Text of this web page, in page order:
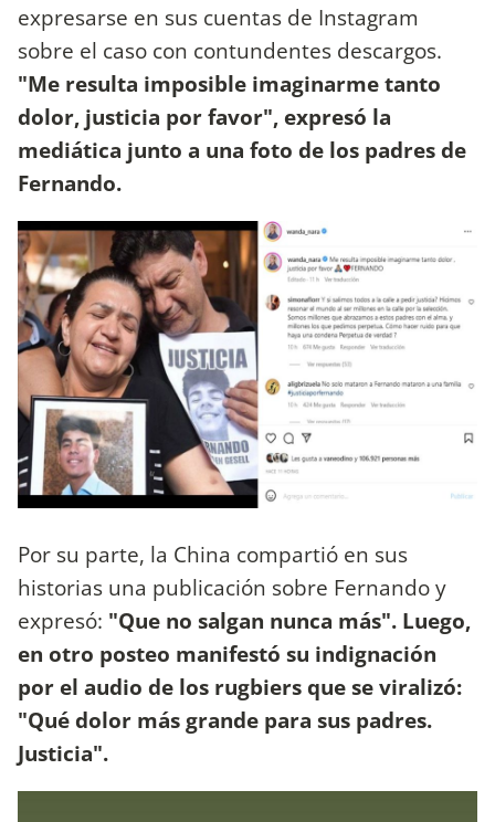
expresarse en sus cuentas de Instagram
sobre el caso con contundentes descargos.
"Me resulta imposible imaginarme tanto
dolor, justicia por favor", expresó la
mediática junto a una foto de los padres de
Fernando.
Por su parte, la China compartió en sus
historias una publicación sobre Fernando y
expresó: "Que no salgan nunca más". Luego,
en otro posteo manifestó su indignación
por el audio de los rugbiers que se viralizó:
"Qué dolor más grande para sus padres.
Justicia".